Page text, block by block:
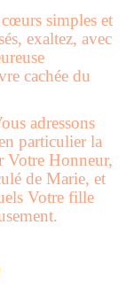
simples et
exaltez, avec
cachée du
adressons
particulier la
Votre Honneur,
de Marie, et
Votre fille